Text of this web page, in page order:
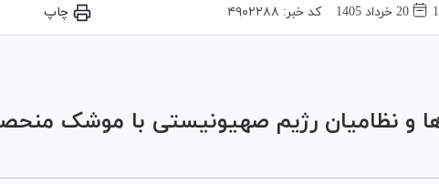
20 خرداد 1405 کد خبر: ۴۹۰۲۲۸۸ چاپ
Video
و نظامیان رژیم صهیونیستی با موشک